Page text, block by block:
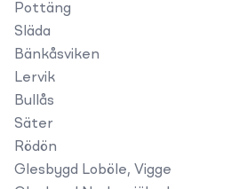
Pottäng
Släda
Bänkåsviken
Lervik
Bullås
Säter
Rödön
Glesbygd Loböle, Vigge